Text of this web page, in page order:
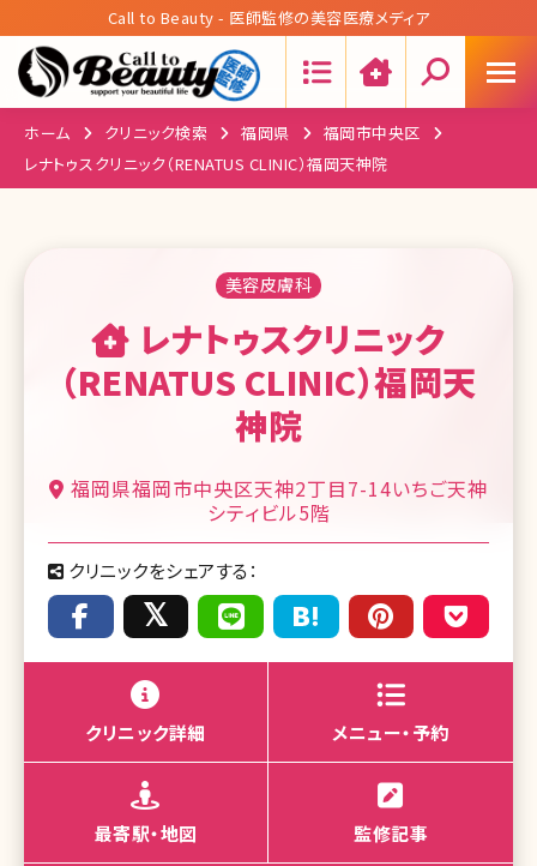
Call to Beauty - 医師監修の美容医療メディア
ホーム クリニック検索 福岡県
福岡市中央区
レナトゥスクリニック（RENATUS CLINIC）福岡天神院
美容皮膚科
レナトゥスクリニック
（RENATUS CLINIC）福岡天
神院
福岡県福岡市中央区天神2丁目7-14いちご天神
シティビル5階
クリニックをシェアする：
クリニック詳細 メニュー・予約
最寄駅・地図 監修記事